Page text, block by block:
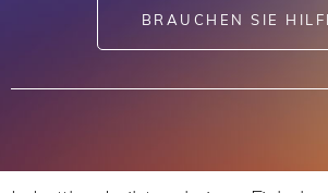
BRAUCHEN SIE